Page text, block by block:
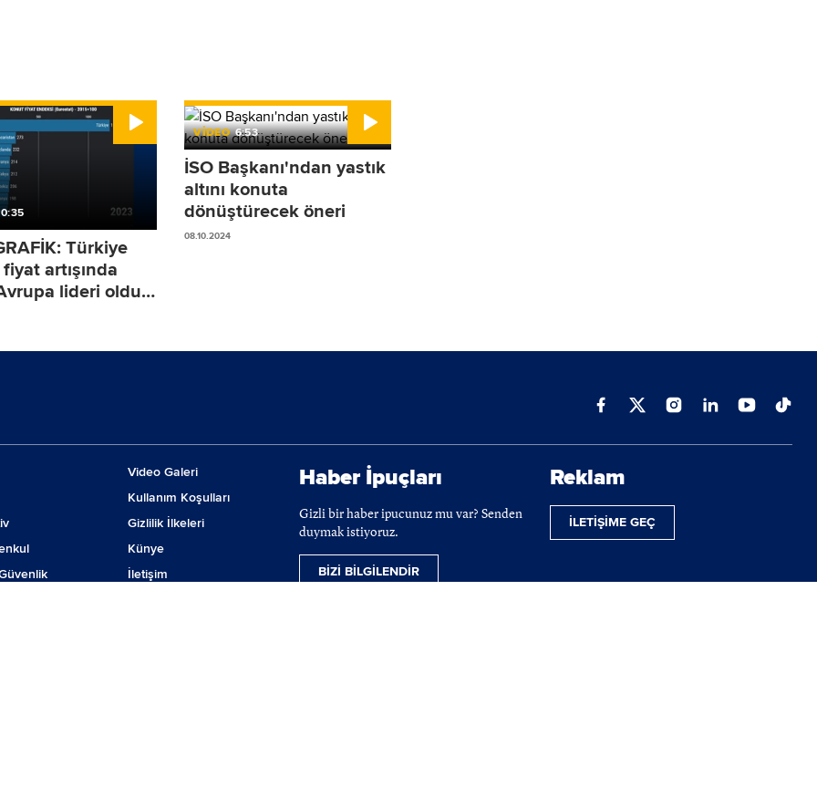
0:35
Türkiye
artışında
lideri oldu?
VİDEO 6:53
İSO Başkanı'ndan yastık
altını konuta
dönüştürecek öneri
08.10.2024
Video Galeri
Kullanım Koşulları
Gizlilik İlkeleri
Künye
İletişim
Haber İpuçları
Gizli bir haber ipucunuz mu var? Senden
duymak istiyoruz.
BİZİ BİLGİLENDİR
Reklam
İLETİŞİME GEÇ